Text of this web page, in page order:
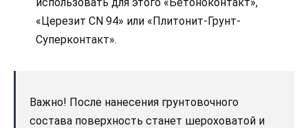
«Церезит CN 94» или «Плитонит-Грунт-
Суперконтакт».
Важно! После нанесения грунтовочного
состава поверхность станет шероховатой и